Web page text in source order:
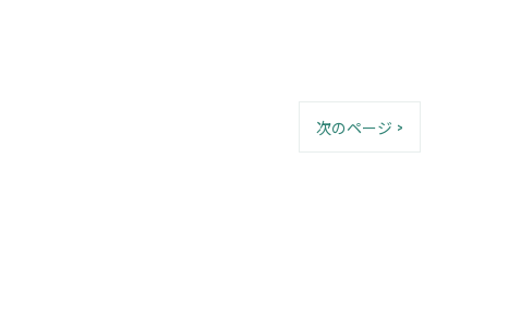
次のページ >